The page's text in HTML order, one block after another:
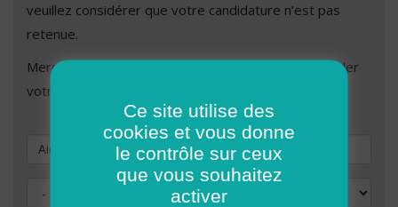
veuillez considérer que votre candidature n’est pas
retenue.
Merci de remplir les champs ci-dessous afin de valider
votre demande de candidature.
Vous souhaitez postuler au poste de
Ce site utilise des
cookies et vous donne
le contrôle sur ceux
que vous souhaitez
activer